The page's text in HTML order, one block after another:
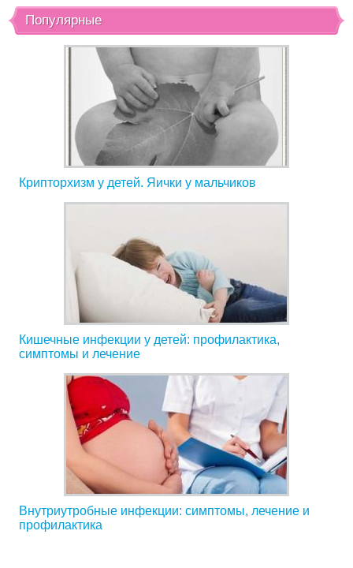
Популярные
Крипторхизм у детей. Яички у мальчиков
Кишечные инфекции у детей: профилактика,
симптомы и лечение
Внутриутробные инфекции: симптомы, лечение и
профилактика